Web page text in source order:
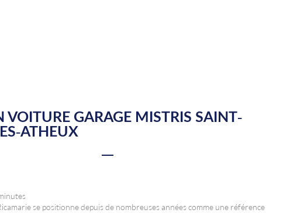
VOITURE GARAGE MISTRIS SAINT-
ATHEUX
se positionne depuis de nombreuses années comme une référence